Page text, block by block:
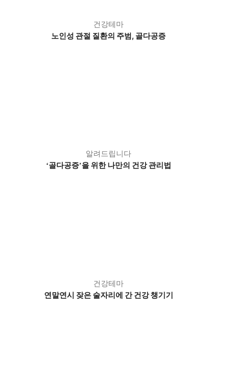
건강테마
노인성 관절 질환의 주범, 골다공증
알려드립니다
‘골다공증’을 위한 나만의 건강 관리법
건강테마
연말연시 잦은 술자리에 간 건강 챙기기